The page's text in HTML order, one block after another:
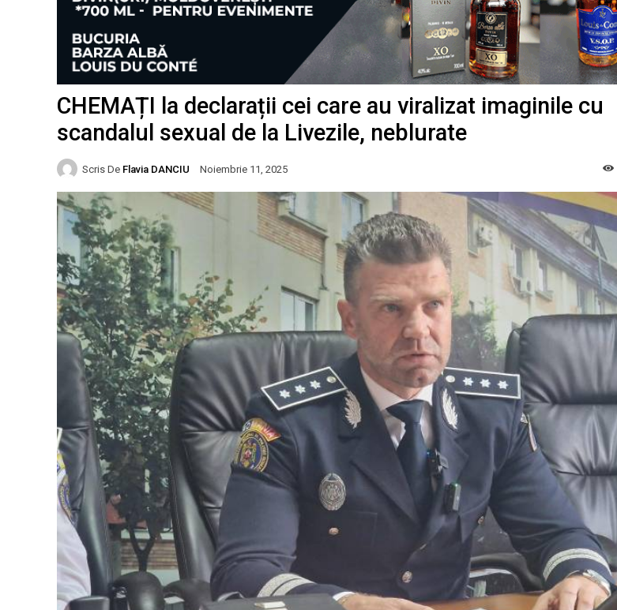
CHEMAȚI la declarații cei care au viralizat imaginile cu
scandalul sexual de la Livezile, neblurate
Scris De Flavia DANCIU Noiembrie 11, 2025